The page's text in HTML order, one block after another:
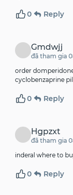
0 Reply
Gmdwjj
đã tham gia
order
cyclobenzaprine
0 Reply
Hgpzxt
đã tham gia
inderal where to
0 Reply